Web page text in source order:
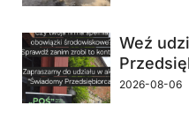
Weź
2026-08-06